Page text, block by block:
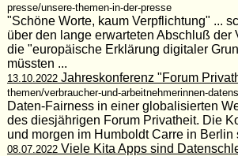
presse/unsere-themen-in-der-presse
"Schöne Worte, kaum Verpflichtung" ...
über den lange erwarteten Abschluß der
die "europäische Erklärung digitaler
müssten ...
13.10.2022Jahreskonferenz "Forum
themen/verbraucher-und-arbeitnehmerinnen-
Daten-Fairness in einer globalisierten
des diesjährigen Forum Privatheit. Die
und morgen im Humboldt Carre in Berlin
08.07.2022Viele Kita Apps sind